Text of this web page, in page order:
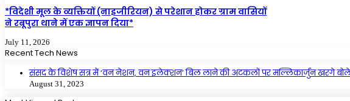
*विदेशी मूल के व्यक्तियों (नाइजीरियन) से परेशान होकर ग्राम वासियों
ने रबूपुरा थाने में एक ज्ञापन दिया*
July 11, 2026
Recent Tech News
संसद के विशेष सत्र में ‘वन नेशन, वन इलेक्शन’ बिल लाने की अटकलों पर मल्लिकार्जुन खरगे बोले-
August 31, 2023